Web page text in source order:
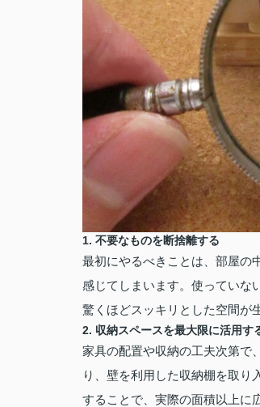
1. 不要なものを断捨離する
最初にやるべきことは、部屋の
感じてしまいます。使っていな
驚くほどスッキリとした空間が
2. 収納スペースを最大限に活用す
家具の配置や収納の工夫次第で
り、壁を利用した収納棚を取り
することで、実際の面積以上に